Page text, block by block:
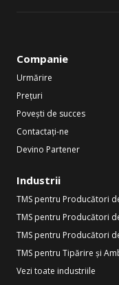
Companie
Urmărire
Prețuri
Povești de succes
Contactați-ne
Devino Partener
Industrii
TMS pentru Producători
TMS pentru Producători
TMS pentru Producători
TMS pentru Tipărire și
Vezi toate industriile